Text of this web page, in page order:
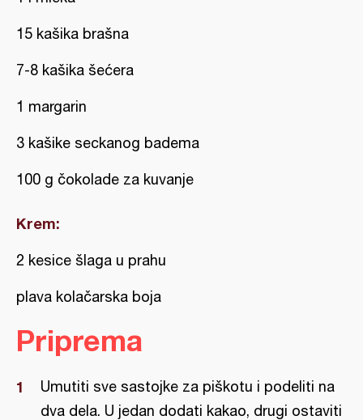
15 kašika brašna
7-8 kašika šećera
1 margarin
3 kašike seckanog badema
100 g čokolade za kuvanje
Krem:
2 kesice šlaga u prahu
plava kolačarska boja
Priprema
Umutiti sve sastojke za piškotu i podeliti na
dva dela. U jedan dodati kakao, drugi ostaviti